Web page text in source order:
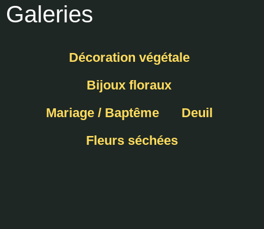
Galeries
Décoration végétale
Bijoux floraux
Mariage / Baptême
Deuil
Fleurs séchées